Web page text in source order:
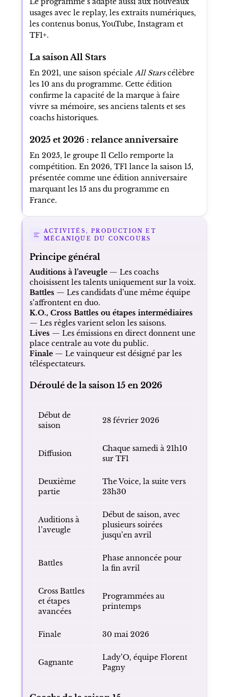
usages avec le replay, les extraits numériques,
les contenus bonus, YouTube, Instagram et
TF1+.
La saison All Stars
En 2021, une saison spéciale All Starscélèbre
les 10 ans du programme. Cette édition
confirme la capacité de la marque à faire
vivre sa mémoire, ses anciens talents et ses
coachs historiques.
2025 et 2026 : relance anniversaire
En 2025, le groupe Il Cello remporte la
compétition. En 2026, TF1 lance la saison 15,
présentée comme une édition anniversaire
marquant les 15 ans du programme en
France.
ACTIVITÉS, PRODUCTION ET
MÉCANIQUE DU CONCOURS
Principe général
Auditions à l’aveugle— Les coachs
choisissent les talents uniquement sur la voix.
Battles — Les candidats d’une même équipe
s’affrontent en duo.
K.O., Cross Battles ou étapes intermédiaires
— Les règles varient selon les saisons.
Lives — Les émissions en direct donnent une
place centrale au vote du public.
Finale— Le vainqueur est désigné par les
téléspectateurs.
Déroulé de la saison 15 en 2026
Début de
saison
28 février 2026
Diffusion
Chaque samedi à 21h10
sur TF1
Deuxième
partie
The Voice, la suite vers
23h30
Auditions à
l’aveugle
Début de saison, avec
plusieurs soirées
jusqu’en avril
Battles
Phase annoncée pour
la fin avril
Cross Battles
et étapes
avancées
Programmées au
printemps
Finale 30 mai 2026
Gagnante
Lady’O, équipe Florent
Pagny